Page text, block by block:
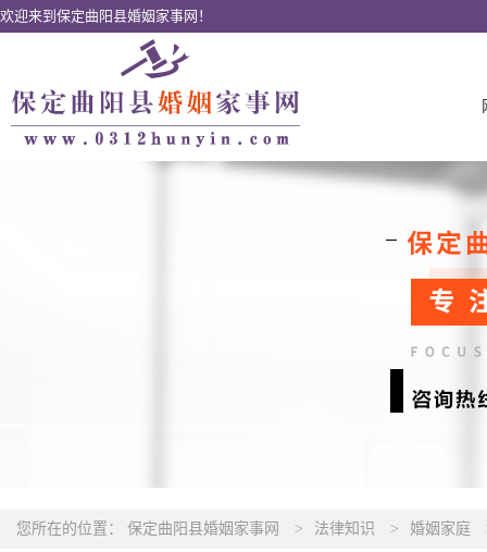
欢迎来到保定曲阳县婚姻家事网！
您所在的位置： 保定曲阳县婚姻家事网 > 法律知识 > 婚姻家庭